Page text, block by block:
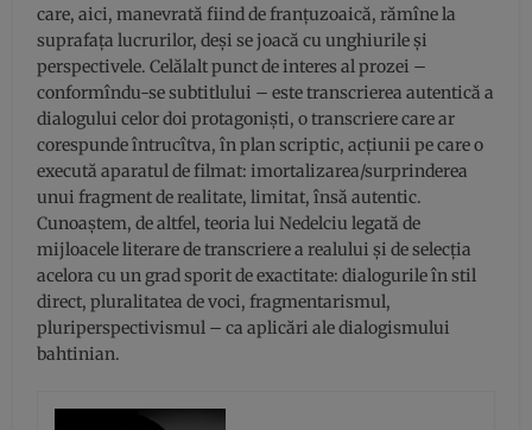
care, aici, manevrată fiind de franţuzoaică, rămîne la
suprafaţa lucrurilor, deşi se joacă cu unghiurile şi
perspectivele. Celălalt punct de interes al prozei –
conformîndu-se subtitlului – este transcrierea autentică a
dialogului celor doi protagonişti, o transcriere care ar
corespunde întrucîtva, în plan scriptic, acţiunii pe care o
execută aparatul de filmat: imortalizarea/surprinderea
unui fragment de realitate, limitat, însă autentic.
Cunoaştem, de altfel, teoria lui Nedelciu legată de
mijloacele literare de transcriere a realului şi de selecţia
acelora cu un grad sporit de exactitate: dialogurile în stil
direct, pluralitatea de voci, fragmentarismul,
pluriperspectivismul – ca aplicări ale dialogismului
bahtinian.